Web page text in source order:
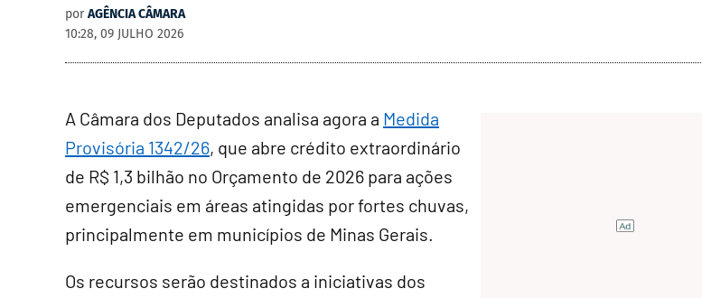
por AGÊNCIA CÂMARA
10:28, 09 JULHO 2026
A Câmara dos Deputados analisa agora a Medida
Provisória 1342/26, que abre crédito extraordinário
de R$ 1,3 bilhão no Orçamento de 2026 para ações
emergenciais em áreas atingidas por fortes chuvas,
principalmente em municípios de Minas Gerais.
Os recursos serão destinados a iniciativas dos